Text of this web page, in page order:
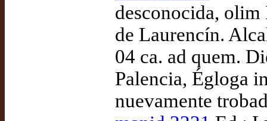
desconocida, olim
de Laurencín.
04 ca. ad quem.
Palencia, Égloga
nuevamente